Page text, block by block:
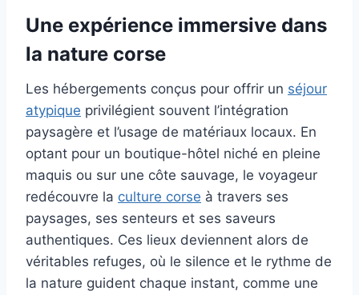
Une expérience immersive dans
la nature corse
Les hébergements conçus pour offrir un séjour
atypique privilégient souvent l’intégration
paysagère et l’usage de matériaux locaux. En
optant pour un boutique-hôtel niché en pleine
maquis ou sur une côte sauvage, le voyageur
redécouvre la culture corse à travers ses
paysages, ses senteurs et ses saveurs
authentiques. Ces lieux deviennent alors de
véritables refuges, où le silence et le rythme de
la nature guident chaque instant, comme une